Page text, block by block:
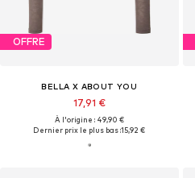
OFFRE
BELLA X ABOUT YOU
17,91 €
À l'origine : 49,90 €
Dernier prix le plus bas :15,92 €